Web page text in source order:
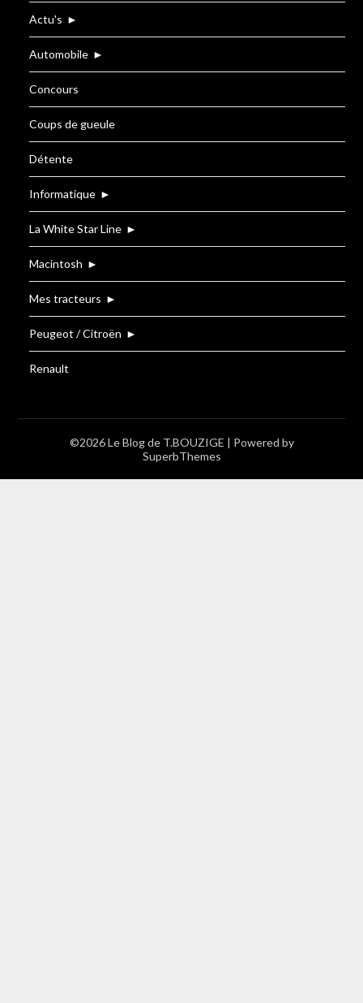
Actu's ►
Automobile ►
Concours
Coups de gueule
Détente
Informatique ►
La White Star Line ►
Macintosh ►
Mes tracteurs ►
Peugeot / Citroën ►
Renault
©2026 Le Blog de T.BOUZIGE | Powered by
SuperbThemes